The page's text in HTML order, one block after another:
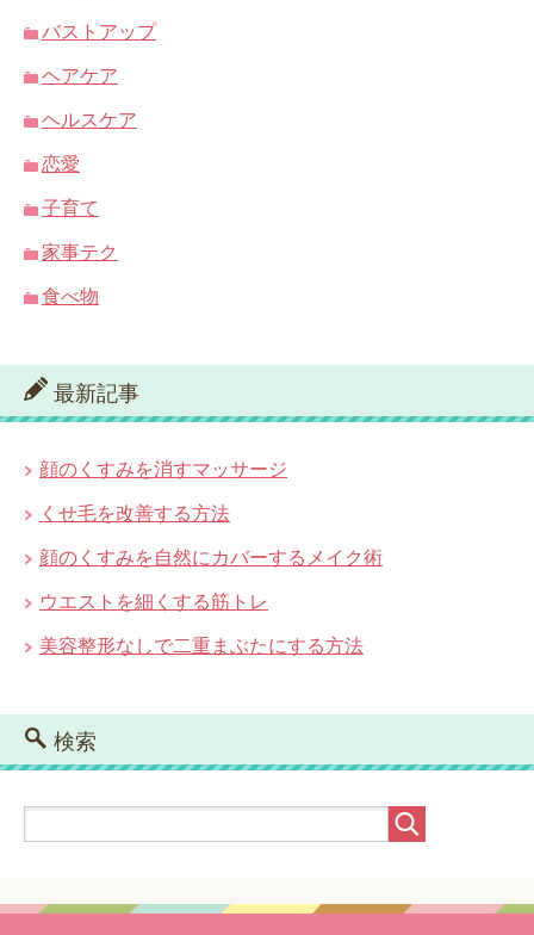
バストアップ
ヘアケア
ヘルスケア
恋愛
子育て
家事テク
食べ物
最新記事
顔のくすみを消すマッサージ
くせ毛を改善する方法
顔のくすみを自然にカバーするメイク術
ウエストを細くする筋トレ
美容整形なしで二重まぶたにする方法
検索